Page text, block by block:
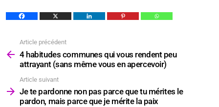
plus
Article précédent
4 habitudes communes qui vous rendent peu
attrayant (sans même vous en apercevoir)
Article suivant
Je te pardonne non pas parce que tu mérites le
pardon, mais parce que je mérite la paix